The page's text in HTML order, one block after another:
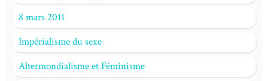
8 mars 2011
Impérialisme du sexe
Altermondialisme et Féminisme